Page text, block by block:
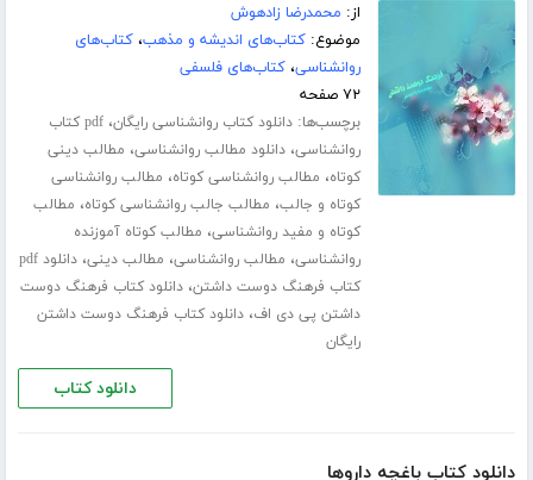
از: محمدرضا زادهوش
موضوع:کتاب‌های اندیشه و مذهب،کتاب‌های
روانشناسی،کتاب‌های فلسفی
۷۲ صفحه
برچسب‌ها:دانلود کتاب روانشناسی رایگان،
pdf کتاب
روانشناسی،دانلود مطالب روانشناسی، مطالب دینی
کوتاه، مطالب روانشناسی کوتاه، مطالب روانشناسی
کوتاه و جالب، مطالب جالب روانشناسی کوتاه، مطالب
کوتاه و مفید روانشناسی، مطالب کوتاه آموزنده
روانشناسی، مطالب روانشناسی، مطالب دینی،
دانلود pdf
کتاب فرهنگ دوست داشتن،دانلود کتاب فرهنگ دوست
داشتن پی دی اف،دانلود کتاب فرهنگ دوست داشتن
رایگان
دانلود کتاب
دانلود کتاب باغچه داروها